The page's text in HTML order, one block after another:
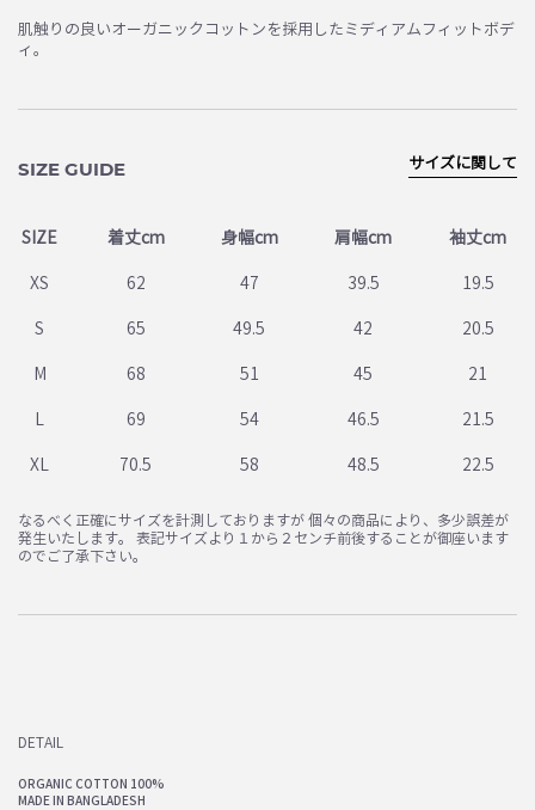
肌触りの良いオーガニックコットンを採用したミディアムフィットボデ
ィ。
SIZE GUIDE
SIZE 着丈cm 身幅cm 肩幅cm 袖丈cm
XS 62 47 39.5 19.5
S 65 49.5 42 20.5
M 68 51 45 21
L 69 54 46.5 21.5
XL 70.5 58 48.5 22.5
サイズに関して
なるべく正確にサイズを計測しておりますが 個々の商品により、多少誤差が
発生いたします。 表記サイズより１から２センチ前後することが御座います
のでご了承下さい。
DETAIL
ORGANIC COTTON 100%
MADE IN BANGLADESH
お買い物を続ける カートへ進む